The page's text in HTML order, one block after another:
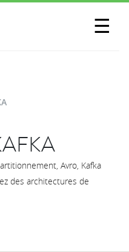
☰
NOUS
Avro, Kafka
des architectures de